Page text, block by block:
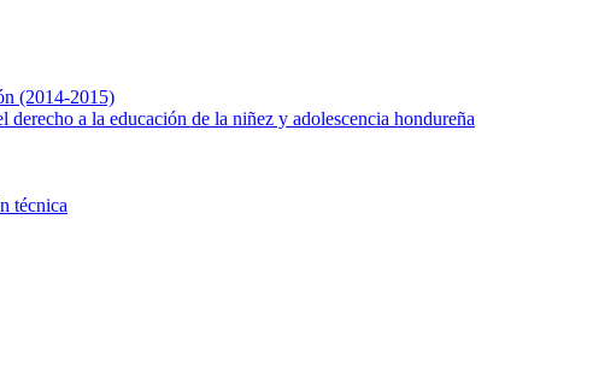
(2014-2015)
a la educación de la niñez y adolescencia hondureña
técnica